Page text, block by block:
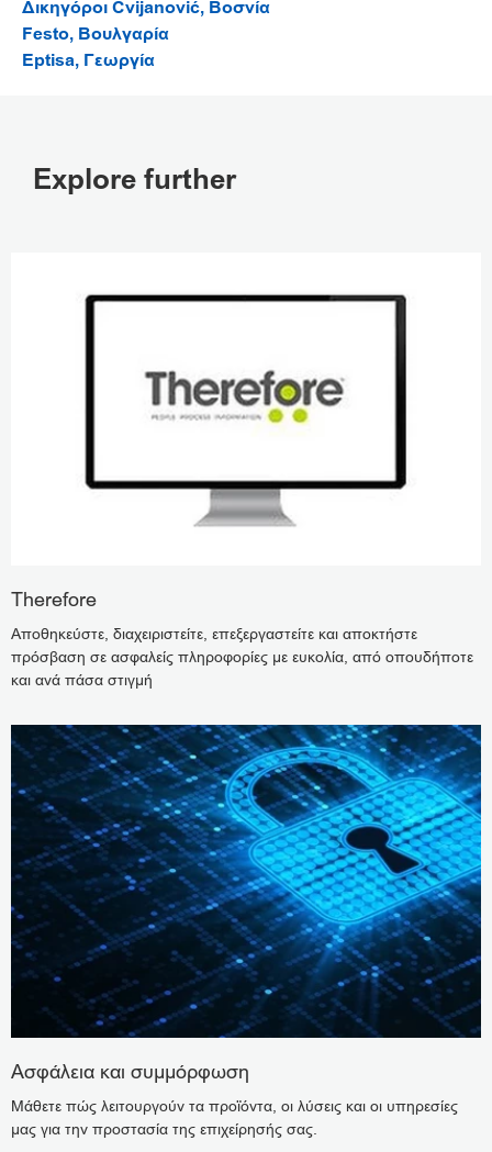
Δικηγόροι Cvijanović, Βοσνία
Festo, Βουλγαρία
Eptisa, Γεωργία
Explore further
Therefore
Αποθηκεύστε, διαχειριστείτε, επεξεργαστείτε και αποκτήστε
πρόσβαση σε ασφαλείς πληροφορίες με ευκολία, από οπουδήποτε
και ανά πάσα στιγμή
Ασφάλεια και συμμόρφωση
Μάθετε πώς λειτουργούν τα προϊόντα, οι λύσεις και οι υπηρεσίες
μας για την προστασία της επιχείρησής σας.